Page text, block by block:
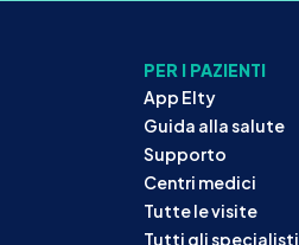
PER I PAZIENTI
App Elty
Guida alla salute
Supporto
Centri medici
Tutte le visite
Tutti gli specialisti